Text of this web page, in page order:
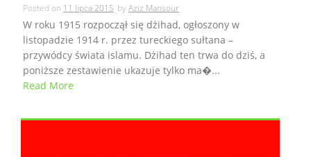
Posted on 11 lipca 2015 byAziz Mansour
W roku 1915 rozpoczął się dżihad, ogłoszony w
listopadzie 1914 r. przez tureckiego sułtana –
przywódcy świata islamu. Dżihad ten trwa do dziś, a
poniższe zestawienie ukazuje tylko ma�...
Read More